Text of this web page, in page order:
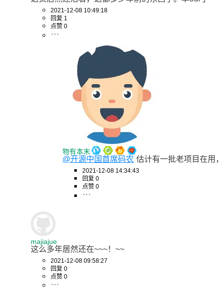
2021-12-08 10:49:18
回复 1
点赞 0
物有本末
@开源中国首席码农 估计有一批老项目在用
2021-12-08 14:34:43
回复 0
点赞 0
majiajue
这么多年居然还在~~~！~~
2021-12-08 09:58:27
回复 0
点赞 0